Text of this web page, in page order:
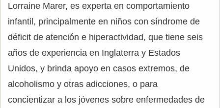
Lorraine Marer, es experta en comportamiento
infantil, principalmente en niños con síndrome de
déficit de atención e hiperactividad, que tiene seis
años de experiencia en Inglaterra y Estados
Unidos, y brinda apoyo en casos extremos, de
alcoholismo y otras adicciones, o para
concientizar a los jóvenes sobre enfermedades de